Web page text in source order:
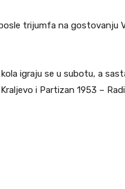
trijumfa na gostovanju
igraju se u subotu, a
i Partizan 1953 –